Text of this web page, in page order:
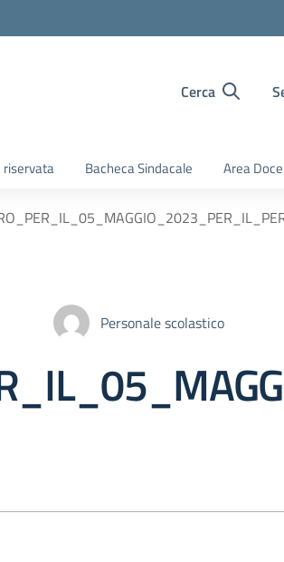
Cerca
riservata Bacheca Sindacale Area
Personale scolastico